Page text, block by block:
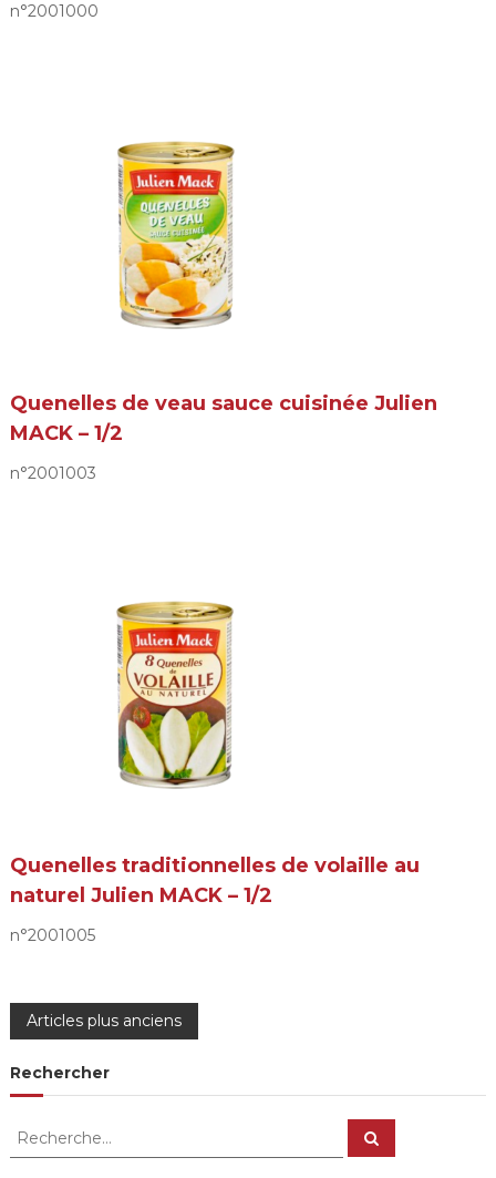
n°2001000
Quenelles de veau sauce cuisinée Julien
MACK – 1/2
n°2001003
Quenelles traditionnelles de volaille au
naturel Julien MACK – 1/2
n°2001005
N
a
v
Articles plus anciens
Rechercher
R
e
R